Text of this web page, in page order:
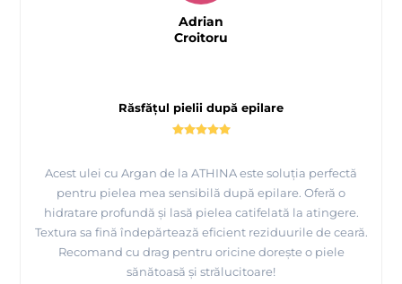
Răsfățul pielii după epilare
Acest ulei cu Argan de la ATHINA este soluția perfectă
pentru pielea mea sensibilă după epilare. Oferă o
hidratare profundă și lasă pielea catifelată la atingere.
Textura sa fină îndepărtează eficient reziduurile de ceară.
Recomand cu drag pentru oricine dorește o piele
sănătoasă și strălucitoare!
Adrian
Croitoru